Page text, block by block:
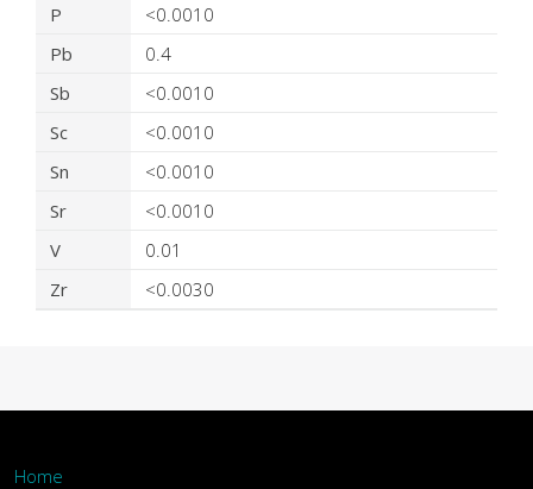
P
<0.0010
Pb
0.4
Sb
<0.0010
Sc
<0.0010
Sn
<0.0010
Sr
<0.0010
V
0.01
Zr
<0.0030
Home